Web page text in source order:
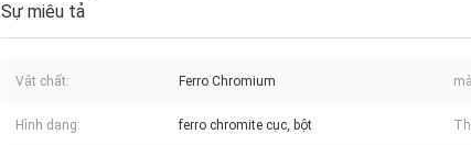
Sự miêu tả
Vật chất: Ferro Chromium
Hình dạng: ferro chromite cục, bột